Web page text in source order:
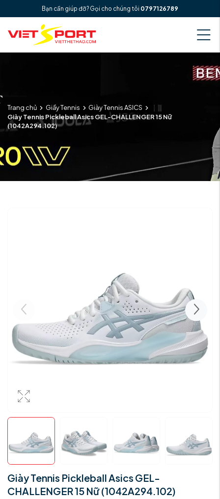
Bạn cần giúp đỡ? Gọi cho chúng tôi 0797126789
Trang chủ Giầy Tennis
Giày Tennis ASICS
Giày Tennis Pickleball Asics GEL-CHALLENGER 15 Nữ
(1042A294.102)
Giày Tennis Pickleball Asics GEL-
CHALLENGER 15 Nữ (1042A294.102)